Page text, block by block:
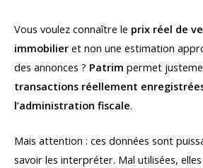
Vous voulez connaître le prix réel de
immobilier et non une estimation
des annonces ? Patrim permet
transactions réellement
l’administration fiscale.
Mais attention : ces données sont
savoir les interpréter. Mal utilisées,